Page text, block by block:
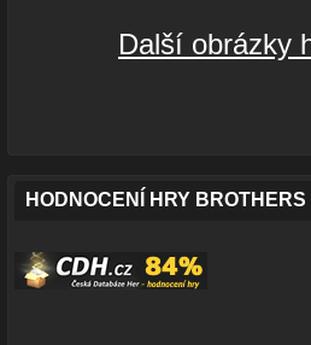
Další obrázky
HODNOCENÍ HRY